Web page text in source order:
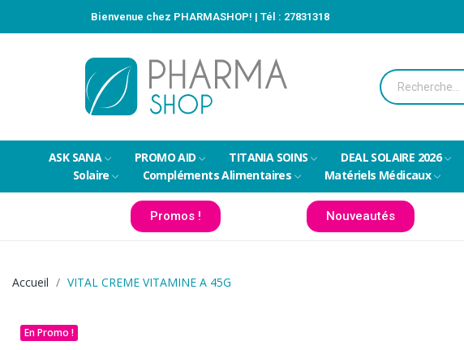
Bienvenue chez PHARMASHOP! | Tél : 27831318
ASK SANA PROMO AID TITANIA SOINS DEAL SOLAIRE 2026
Solaire
Compléments Alimentaires Matériels Médicaux
Promos ! Nouveautés
Accueil VITAL CREME VITAMINE A 45G
En Promo !